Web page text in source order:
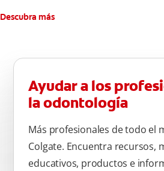
Descubra más
Ayudar a los
la odontología
Más profesionales de todo el
Colgate. Encuentra recursos,
educativos, productos e